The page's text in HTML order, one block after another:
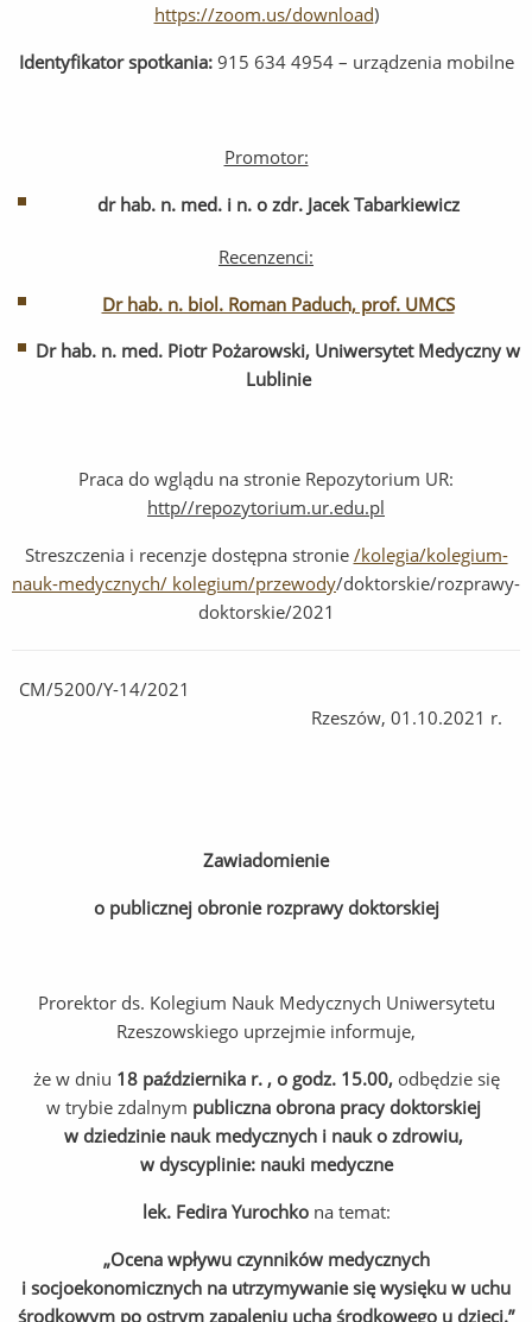
https://zoom.us/download)
Identyfikator spotkania:915 634 4954 – urządzenia mobilne
Promotor:
dr hab. n. med. i n. o zdr. Jacek Tabarkiewicz
Recenzenci:
Dr hab. n. biol. Roman Paduch, prof. UMCS
Dr hab. n. med. Piotr Pożarowski, Uniwersytet Medycznyw
Lublinie
Praca do wglądu na stronie Repozytorium UR:
http//repozytorium.ur.edu.pl
Streszczenia i recenzje dostępna stronie /kolegia/kolegium-
nauk-medycznych/ kolegium/przewody/doktorskie/rozprawy-
doktorskie/2021
CM/5200/Y-14/2021
Rzeszów, 01.10.2021 r.
Zawiadomienie
o publicznej obronie rozprawy doktorskiej
Prorektor ds. Kolegium Nauk Medycznych Uniwersytetu
Rzeszowskiego uprzejmie informuje,
że w dniu 18 października r. , o godz. 15.00,odbędzie się
w trybie zdalnym publiczna obrona pracy doktorskiej
w dziedzinie nauk medycznych i nauk o zdrowiu,
w dyscyplinie: nauki medyczne
lek. Fedira Yurochko na temat:
„Ocena wpływu czynników medycznych
i socjoekonomicznych na utrzymywanie się wysięku w uchu
środkowym po ostrym zapaleniu ucha środkowego u dzieci.”